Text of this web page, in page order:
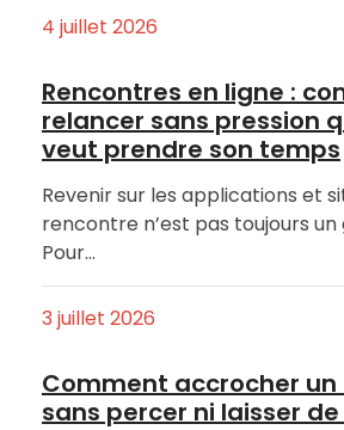
4 juillet 2026
Rencontres en ligne :
relancer sans pression
veut prendre son temps
Revenir sur les applications et
rencontre n’est pas toujours un
Pour…
3 juillet 2026
Comment accrocher
sans percer ni laisser